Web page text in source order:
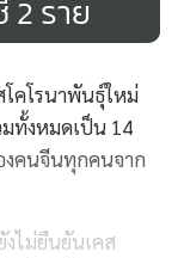
ราย
คโรนาพันธุ์ใหม่
มทั้งหมดเป็น 14
งคนจีนทุกคนจาก
งไม่ยืนยันเคส